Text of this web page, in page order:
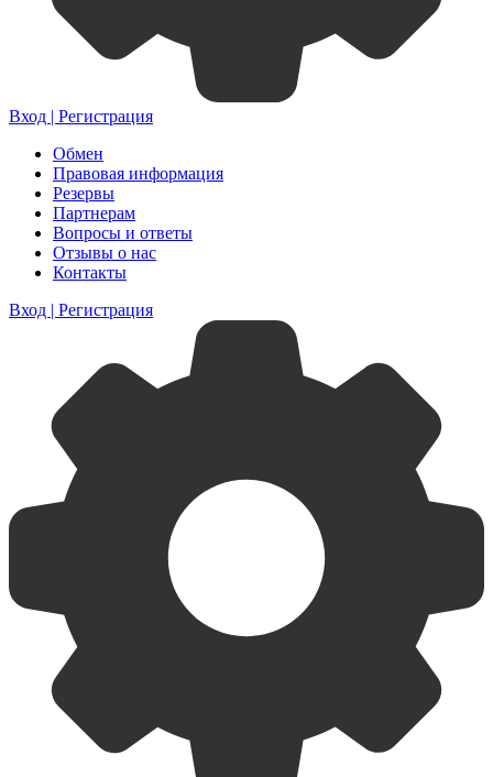
Вход | Регистрация
Обмен
Правовая информация
Резервы
Партнерам
Вопросы и ответы
Отзывы о нас
Контакты
Вход | Регистрация